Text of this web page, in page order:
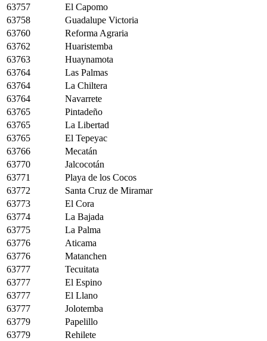
63757
El Capomo
63758
Guadalupe Victoria
63760
Reforma Agraria
63762
Huaristemba
63763
Huaynamota
63764
Las Palmas
63764
La Chiltera
63764
Navarrete
63765
Pintadeño
63765
La Libertad
63765
El Tepeyac
63766
Mecatán
63770
Jalcocotán
63771
Playa de los Cocos
63772
Santa Cruz de Miramar
63773
El Cora
63774
La Bajada
63775
La Palma
63776
Aticama
63776
Matanchen
63777
Tecuitata
63777
El Espino
63777
El Llano
63777
Jolotemba
63779
Papelillo
63779
Rehilete